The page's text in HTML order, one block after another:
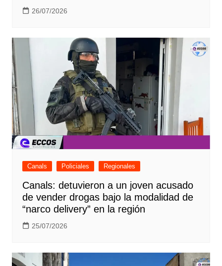
26/07/2026
Canals Policiales Regionales
Canals: detuvieron a un joven acusado
de vender drogas bajo la modalidad de
“narco delivery” en la región
25/07/2026